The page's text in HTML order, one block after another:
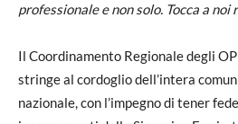
professionale e non solo. Tocca a
Il Coordinamento Regionale degli
stringe al cordoglio dell’intera
nazionale, con l’impegno di tener